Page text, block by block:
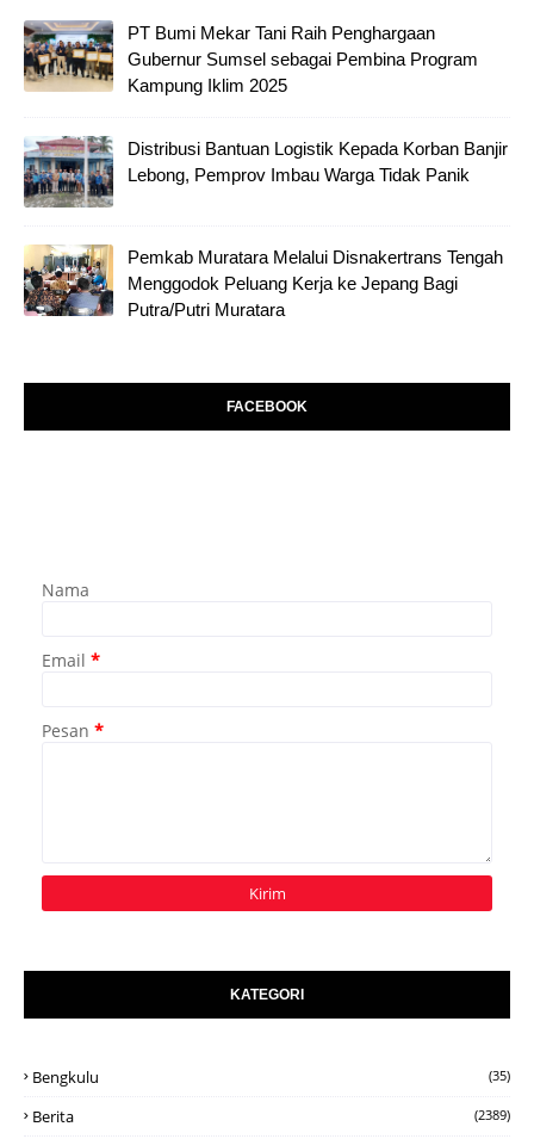
PT Bumi Mekar Tani Raih Penghargaan
Gubernur Sumsel sebagai Pembina Program
Kampung Iklim 2025
Distribusi Bantuan Logistik Kepada Korban Banjir
Lebong, Pemprov Imbau Warga Tidak Panik
Pemkab Muratara Melalui Disnakertrans Tengah
Menggodok Peluang Kerja ke Jepang Bagi
Putra/Putri Muratara
FACEBOOK
Nama
Email *
Pesan *
KATEGORI
Bengkulu (35)
Berita (2389)